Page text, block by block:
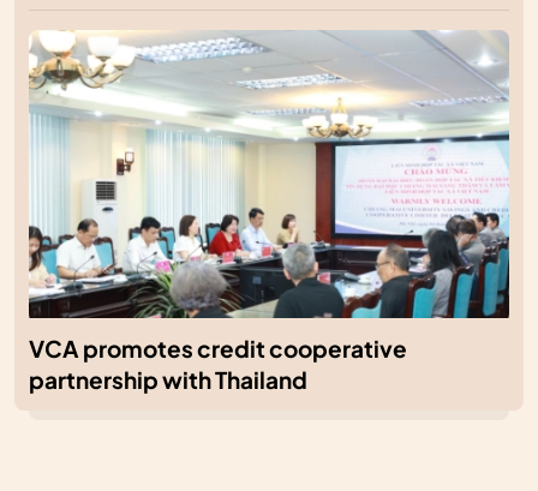
VCA promotes credit cooperative
partnership with Thailand